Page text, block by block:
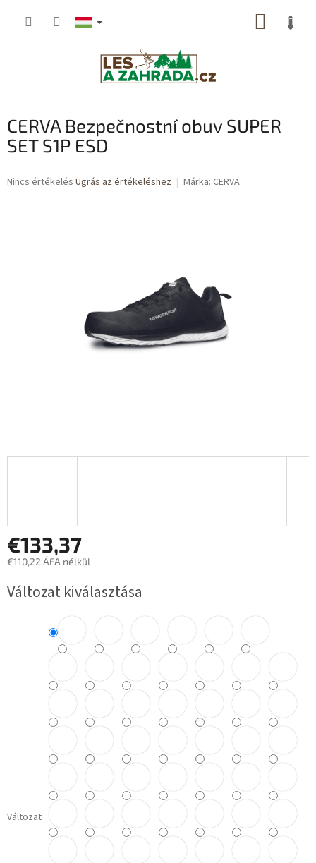
KOSÁR
CERVA Bezpečnostní obuv SUPER
SET S1P ESD
A
Nincs értékelés Ugrás az értékeléshez Márka: CERVA
€133,37
€110,22 ÁFA nélkül
Változat kiválasztása
Változat